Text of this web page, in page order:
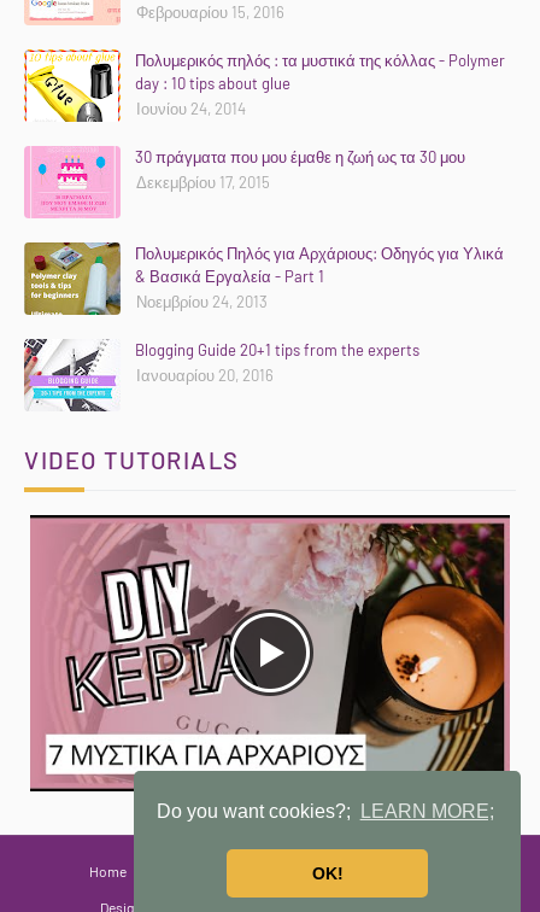
Do you want cookies?; LEARN MORE;
OK!
Φεβρουαρίου 15, 2016
Πολυμερικός πηλός : τα μυστικά της κόλλας - Polymer
day : 10 tips about glue
Ιουνίου 24, 2014
30 πράγματα που μου έμαθε η ζωή ως τα 30 μου
Δεκεμβρίου 17, 2015
Πολυμερικός Πηλός για Αρχάριους: Οδηγός για Υλικά
& Βασικά Εργαλεία - Part 1
Νοεμβρίου 24, 2013
Blogging Guide 20+1 tips from the experts
Ιανουαρίου 20, 2016
VIDEO TUTORIALS
Home Privacy Policy
Designed with